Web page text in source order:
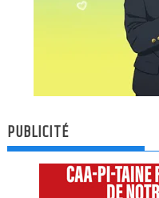
PUBLICITÉ